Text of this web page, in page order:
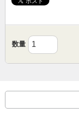
数量